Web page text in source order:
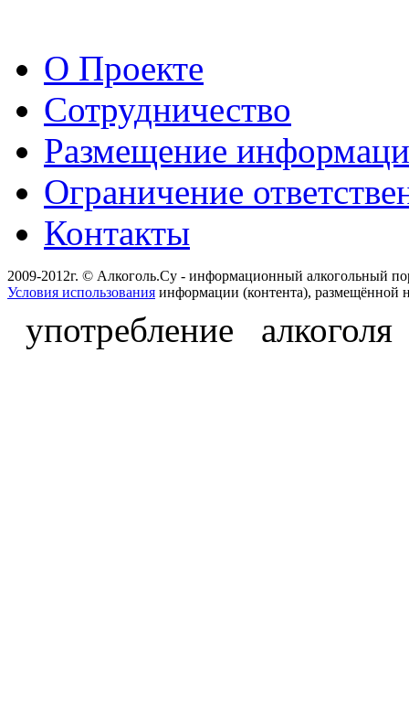
О Проекте
Сотрудничество
Размещение
Ограничение
Контакты
2009-2012г. © Алкоголь.Су - информационный алкогольный
Условия использования информации (контента), размещённой
употребление